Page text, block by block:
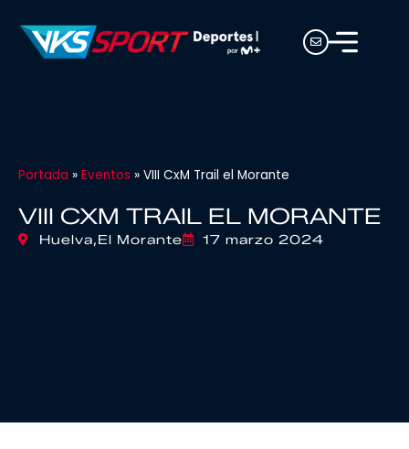
Portada » Eventos » VIII CxM Trail el Morante
VIII CXM TRAIL EL MORANTE
Huelva,El Morante 17 marzo 2024